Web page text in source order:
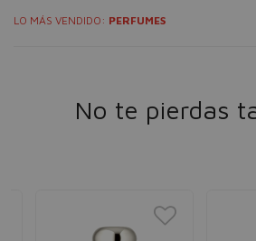
LO MÁS VENDIDO: PERFUMES
No te pierdas